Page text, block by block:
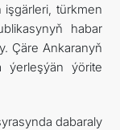
işgärleri, türkmen
habar
Çäre Ankaranyň
ýerleşýän ýörite
dabaraly